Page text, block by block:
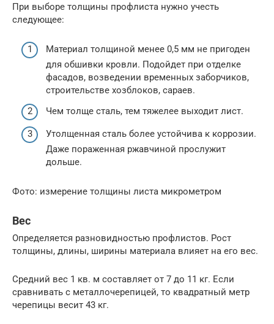
При выборе толщины профлиста нужно учесть
следующее:
Материал толщиной менее 0,5 мм не пригоден
для обшивки кровли. Подойдет при отделке
фасадов, возведении временных заборчиков,
строительстве хозблоков, сараев.
Чем толще сталь, тем тяжелее выходит лист.
Утолщенная сталь более устойчива к коррозии.
Даже пораженная ржавчиной прослужит
дольше.
Фото: измерение толщины листа микрометром
Вес
Определяется разновидностью профлистов. Рост
толщины, длины, ширины материала влияет на его вес.
Средний вес 1 кв. м составляет от 7 до 11 кг. Если
сравнивать с металлочерепицей, то квадратный метр
черепицы весит 43 кг.